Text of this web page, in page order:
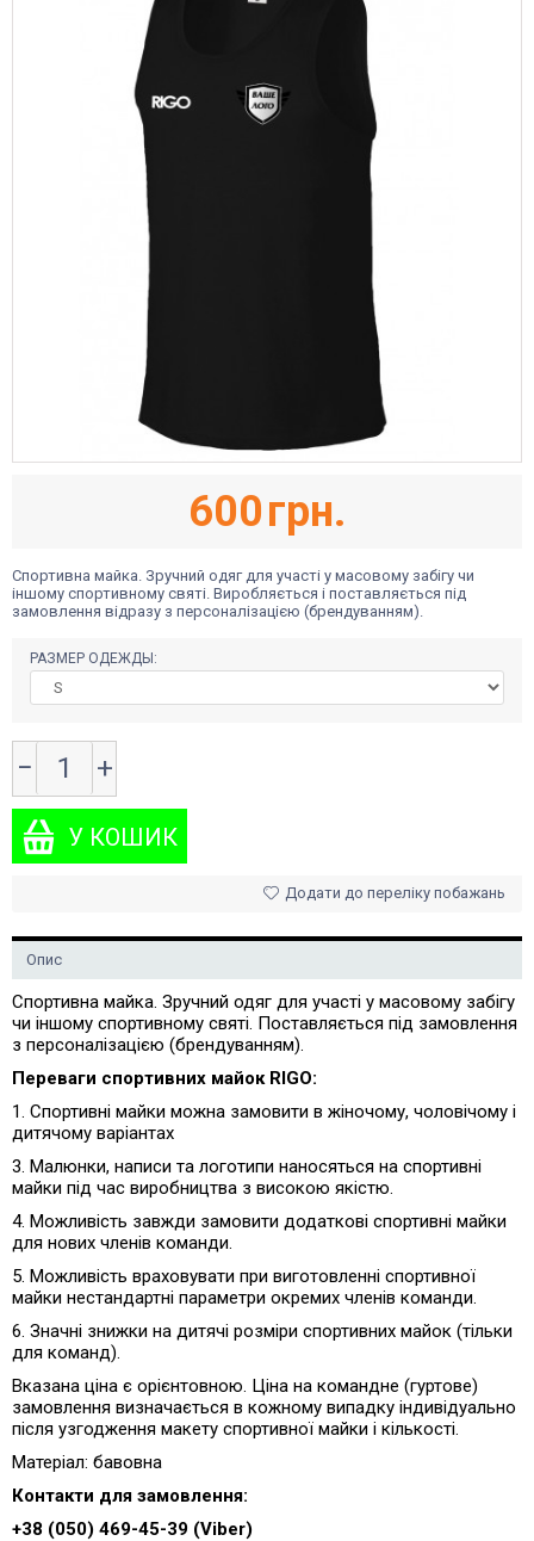
600грн.
Спортивна майка. Зручний одяг для участі у масовому забігу чи
іншому спортивному святі. Виробляється і поставляється під
замовлення відразу з персоналізацією (брендуванням).
РАЗМЕР ОДЕЖДЫ:
− +
Додати до переліку побажань
Опис
Спортивна майка. Зручний одяг для участі у масовому забігу
чи іншому спортивному святі. Поставляється під замовлення
з персоналізацією (брендуванням).
Переваги спортивних майок RIGO:
1. Спортивні майки можна замовити в жіночому, чоловічому і
дитячому варіантах
3. Малюнки, написи та логотипи наносяться на спортивні
майки під час виробництва з високою якістю.
4. Можливість завжди замовити додаткові спортивні майки
для нових членів команди.
5. Можливість враховувати при виготовленні спортивної
майки нестандартні параметри окремих членів команди.
6. Значні знижки на дитячі розміри спортивних майок (тільки
для команд).
Вказана ціна є орієнтовною. Ціна на командне (гуртове)
замовлення визначається в кожному випадку індивідуально
після узгодження макету спортивної майки і кількості.
Матеріал: бавовна
Контакти для замовлення:
+38 (050) 469-45-39 (Viber)